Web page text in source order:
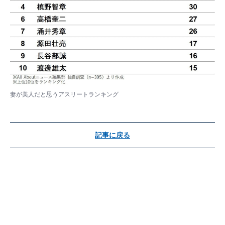
妻が美人だと思うアスリートランキング
記事に戻る